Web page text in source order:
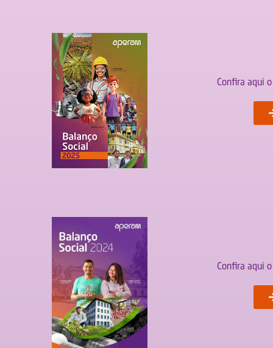
Confira aqui
Confira aqui